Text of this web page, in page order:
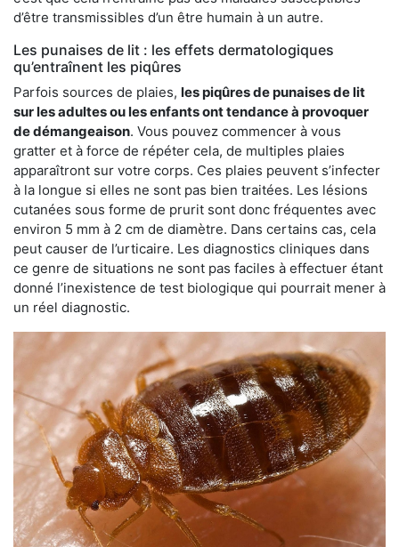
d’être transmissibles d’un être humain à un autre.
Les punaises de lit : les effets dermatologiques
qu’entraînent les piqûres
Parfois sources de plaies, les piqûres de punaises de lit
sur les adultes ou les enfants ont tendance à provoquer
de démangeaison. Vous pouvez commencer à vous
gratter et à force de répéter cela, de multiples plaies
apparaîtront sur votre corps. Ces plaies peuvent s’infecter
à la longue si elles ne sont pas bien traitées. Les lésions
cutanées sous forme de prurit sont donc fréquentes avec
environ 5 mm à 2 cm de diamètre. Dans certains cas, cela
peut causer de l’urticaire. Les diagnostics cliniques dans
ce genre de situations ne sont pas faciles à effectuer étant
donné l’inexistence de test biologique qui pourrait mener à
un réel diagnostic.